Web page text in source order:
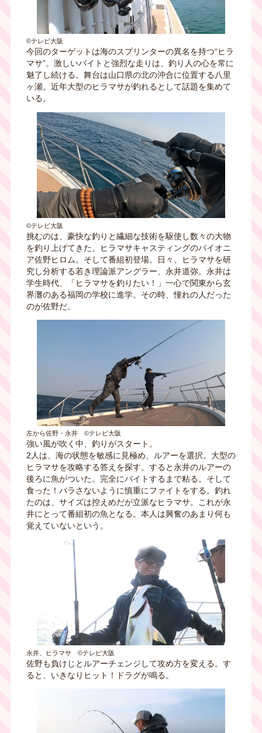
©テレビ大阪
今回のターゲットは海のスプリンターの異名を持つ“ヒラ
マサ”。激しいバイトと強烈な走りは、釣り人の心を常に
魅了し続ける。舞台は山口県の北の沖合に位置する八里
ヶ瀬。近年大型のヒラマサが釣れるとして話題を集めて
いる。
©テレビ大阪
挑むのは、豪快な釣りと繊細な技術を駆使し数々の大物
を釣り上げてきた、ヒラマサキャスティングのパイオニ
ア佐野ヒロム。そして番組初登場。日々、ヒラマサを研
究し分析する若き理論派アングラー、永井道弥。永井は
学生時代、「ヒラマサを釣りたい！」一心で関東から玄
界灘のある福岡の学校に進学。その時、憧れの人だった
のが佐野だ。
左から佐野・永井 ©テレビ大阪
強い風が吹く中、釣りがスタート。
2人は、海の状態を敏感に見極め、ルアーを選択。大型の
ヒラマサを攻略する答えを探す。すると永井のルアーの
後ろに魚がついた。完全にバイトするまで粘る。そして
食った！バラさないように慎重にファイトをする。釣れ
たのは、サイズは控えめだが立派なヒラマサ。これが永
井にとって番組初の魚となる。本人は興奮のあまり何も
覚えていないという。
永井、ヒラマサ ©テレビ大阪
佐野も負けじとルアーチェンジして攻め方を変える。す
ると、いきなりヒット！ドラグが鳴る。